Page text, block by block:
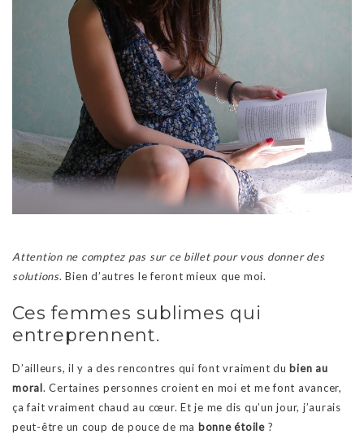
Attention ne comptez pas sur ce billet pour vous donner des
solutions. Bien d’autres le feront mieux que moi.
Ces femmes sublimes qui
entreprennent.
D’ailleurs, il y a des rencontres qui font vraiment du bien au
moral. Certaines personnes croient en moi et me font avancer,
ça fait vraiment chaud au cœur. Et je me dis qu’un jour, j’aurais
peut-être un coup de pouce de ma bonne étoile ?